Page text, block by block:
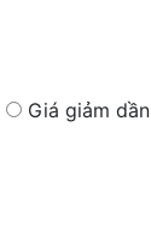
Giá giảm dần